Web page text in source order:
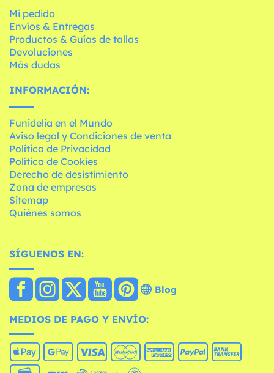
Mi pedido
Envíos & Entregas
Productos & Guías de tallas
Devoluciones
Más dudas
INFORMACIÓN:
Funidelia en el Mundo
Aviso legal y Condiciones de venta
Política de Privacidad
Política de Cookies
Derecho de desistimiento
Zona de empresas
Sitemap
Quiénes somos
SÍGUENOS EN:
Blog
MEDIOS DE PAGO Y ENVÍO: